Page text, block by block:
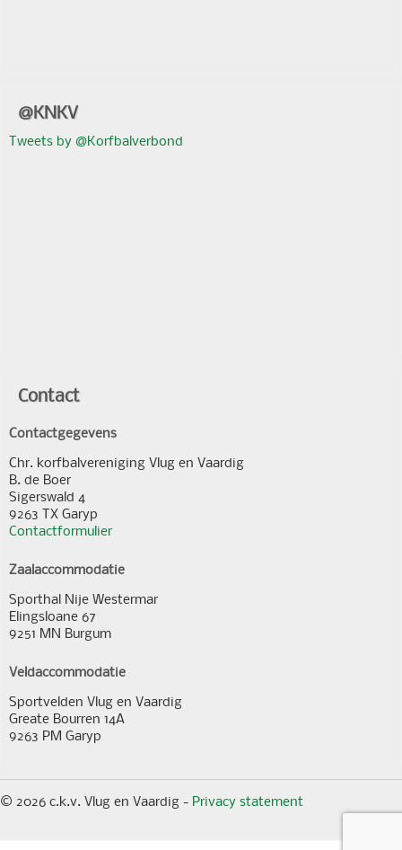
@KNKV
Tweets by @Korfbalverbond
Contact
Contactgegevens
Chr. korfbalvereniging Vlug en Vaardig
B. de Boer
Sigerswald 4
9263 TX Garyp
Contactformulier
Zaalaccommodatie
Sporthal Nije Westermar
Elingsloane 67
9251 MN Burgum
Veldaccommodatie
Sportvelden Vlug en Vaardig
Greate Bourren 14A
9263 PM Garyp
© 2026 c.k.v. Vlug en Vaardig - Privacy statement